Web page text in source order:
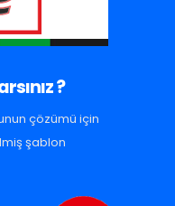
?
çözümü için
şablon